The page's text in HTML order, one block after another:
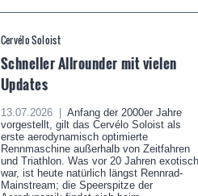
Cervélo Soloist
Schneller Allrounder mit vielen
Updates
13.07.2026 |
Anfang der 2000er Jahre
vorgestellt, gilt das Cervélo Soloist als
erste aerodynamisch optimierte
Rennmaschine außerhalb von Zeitfahren
und Triathlon. Was vor 20 Jahren exotisch
war, ist heute natürlich längst Rennrad-
Mainstream; die Speerspitze der